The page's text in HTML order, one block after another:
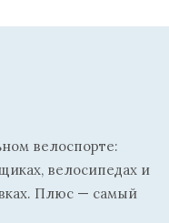
велоспорте:
велосипедах и
Плюс — самый